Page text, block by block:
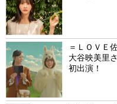
＝ＬＯＶＥ
大谷映美里
初出演！